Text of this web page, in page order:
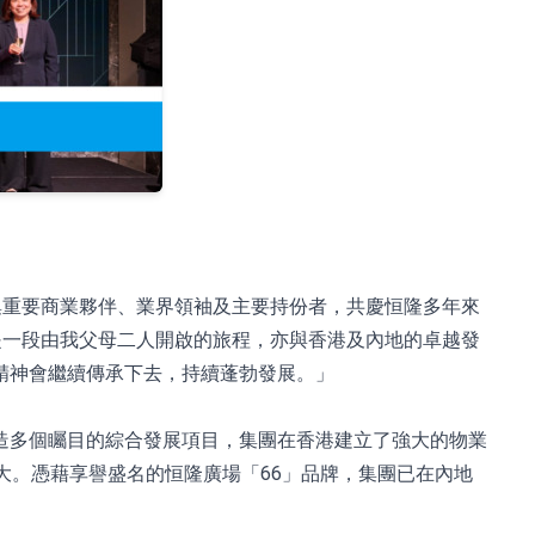
要商業夥伴、業界領袖及主要持份者，共慶恒隆多年來
段由我父母二人開啟的旅程，亦與香港及內地的卓越發
會繼續傳承下去，持續蓬勃發展。」
個矚目的綜合發展項目，集團在香港建立了強大的物業
憑藉享譽盛名的恒隆廣場「66」品牌，集團已在內地